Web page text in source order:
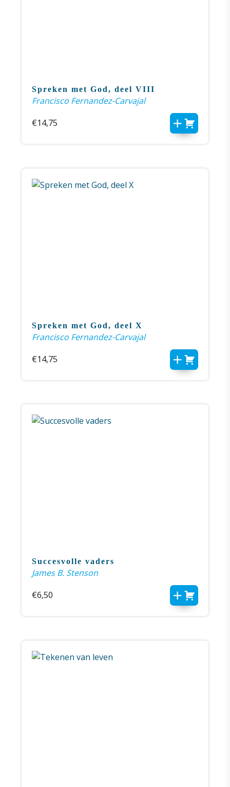
Spreken met God, deel VIII
Francisco Fernandez-Carvajal
€14,75
Spreken met God, deel X
Francisco Fernandez-Carvajal
€14,75
Succesvolle vaders
James B. Stenson
€6,50